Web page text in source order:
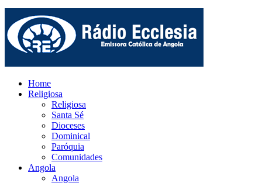
Home
Religiosa
Religiosa
Santa Sé
Dioceses
Dominical
Paróquia
Comunidades
Angola
Angola